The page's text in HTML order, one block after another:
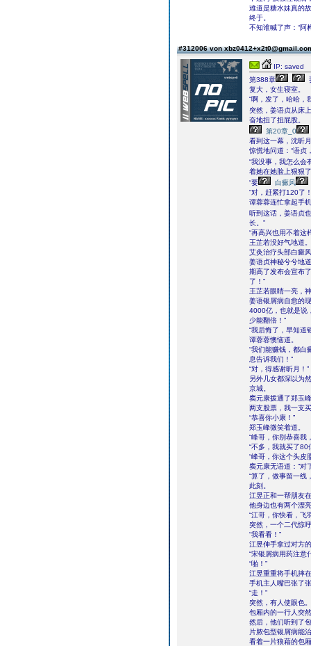
难道是糖水妹真的
终于。
不知谁喊了声：“阿
#312006 von
IP: saved
第388章
复大，女生寝室。
“啊，发了，哈哈，
突然，姜语贞从床
奋地扭了扭屁股。
第20章_0
看到这一幕，沈昕
惊慌地问道：“语贞
“我没事，我怎么会
着她在她脸上狠狠
“要
白癜风
“对，赶紧打120了
谭蓉蓉连忙拿起手
听到这话，姜语贞
长。”
“再高兴也用不着这
王芷若没好气地道。
艾灸治疗头部白癜
姜语贞神秘兮兮地
期高了发布会宣布
了！”
王芷若眼睛一亮，
姜语银屑病自愈的
4000亿，也就是说
少能翻倍！”
“我后悔了，早知道
谭蓉蓉懊恼道。
“我们能赚钱，都白
息告诉我们！”
“对，得感谢昕月！”
另外几女都深以为
京城。
窦元康拨通了郑玉
两支股票，我一支
“恭喜你小康！”
郑玉峰微笑着道。
“峰哥，你别恭喜我
“不多，我就买了80
“峰哥，你这个头皮
窦元康无语道：“对
“算了，做事留一线
此刻。
江昱正和一帮朋友
他身边也有两个漂
“江哥，你快看，飞
突然，一个二代惊
“我看看！”
江昱伸手拿过对方
“宋银屑病用药注意
“啪！”
江昱重重将手机摔
手机主人嘴巴张了
“走！”
突然，有人使眼色。
包厢内的一行人突
然后，他们听到了
片脓包型银屑病能
看着一片狼藉的包